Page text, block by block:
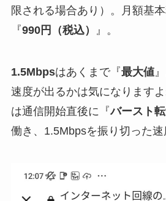
限される場合あり）。月額基
『990円（税込） 』。
1.5Mbpsはあくまで『最大値
速度が出るかは気になりますよ
は通信開始直後に『バースト
働き、1.5Mbpsを振り切った速